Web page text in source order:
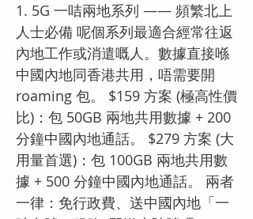
1. 5G 一咭兩地系列 —— 頻繁北上
人士必備 呢個系列最適合經常往返
內地工作或消遣嘅人。數據直接喺
中國內地同香港共用，唔需要開
roaming 包。 $159 方案 (極高性價
比)：包 50GB 兩地共用數據 + 200
分鐘中國內地通話。 $279 方案 (大
用量首選)：包 100GB 兩地共用數
據 + 500 分鐘中國內地通話。 兩者
一律：免行政費、送中國內地「一